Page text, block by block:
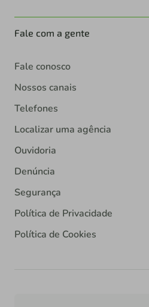
Fale com a gente
Fale conosco
Nossos canais
Telefones
Localizar uma agência
Ouvidoria
Denúncia
Segurança
Política de Privacidade
Política de Cookies